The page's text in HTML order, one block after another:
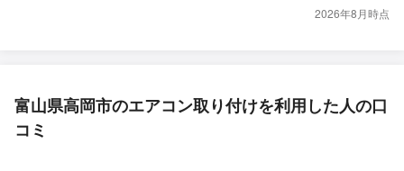
2026年8月時点
富山県高岡市のエアコン取り付けを利用した人の口
コミ